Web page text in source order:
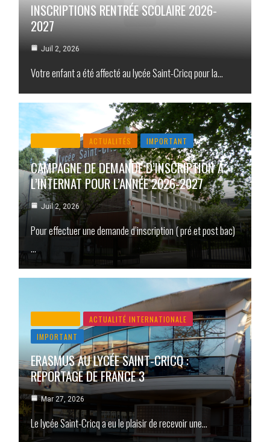
INSCRIPTIONS RENTRÉE SCOLAIRE 2026-
2027
Juil 2, 2026
Votre enfant a été affecté au lycée Saint-Cricq pour la…
ACTUALITÉS IMPORTANT
CAMPAGNE DE DEMANDE D’INSCRIPTION À
L’INTERNAT POUR L’ANNÉE 2026-2027
Juil 2, 2026
Pour effectuer une demande d’inscription ( pré et post bac)
…
ACTUALITÉ INTERNATIONALE
IMPORTANT
ERASMUS AU LYCÉE SAINT-CRICQ :
REPORTAGE DE FRANCE 3
Mar 27, 2026
Le lycée Saint-Cricq a eu le plaisir de recevoir une…